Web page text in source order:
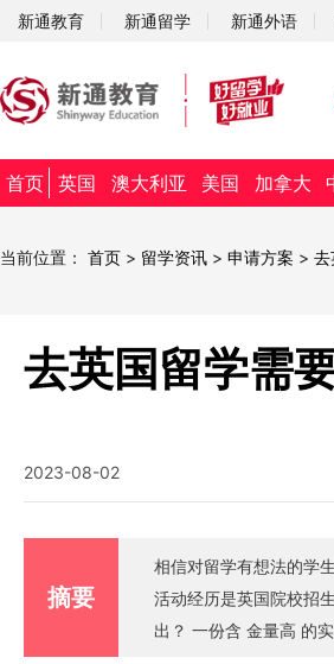
新通教育 新通留学 新通外语
首页 英国 澳大利亚 美国 加拿大
当前位置： 首页 > 留学资讯 > 申请方案 > 去
去英国留学需
2023-08-02
摘要
相信对留学有想法的学
活动经历是英国院校招
出？ 一份含 金量高 的